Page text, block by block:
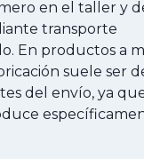
en el taller y
transporte
En productos a
suele ser
del envío, ya